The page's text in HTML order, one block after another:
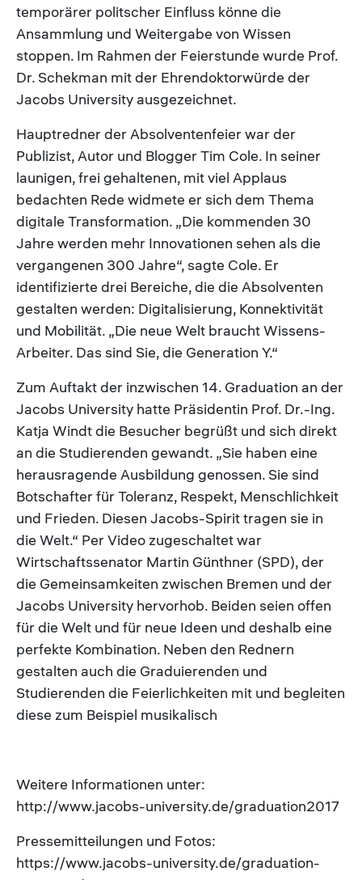
temporärer politscher Einfluss könne die
Ansammlung und Weitergabe von Wissen
stoppen. Im Rahmen der Feierstunde wurde Prof.
Dr. Schekman mit der Ehrendoktorwürde der
Jacobs University ausgezeichnet.
Hauptredner der Absolventenfeier war der
Publizist, Autor und Blogger Tim Cole. In seiner
launigen, frei gehaltenen, mit viel Applaus
bedachten Rede widmete er sich dem Thema
digitale Transformation. „Die kommenden 30
Jahre werden mehr Innovationen sehen als die
vergangenen 300 Jahre“, sagte Cole. Er
identifizierte drei Bereiche, die die Absolventen
gestalten werden: Digitalisierung, Konnektivität
und Mobilität. „Die neue Welt braucht Wissens-
Arbeiter. Das sind Sie, die Generation Y.“
Zum Auftakt der inzwischen 14. Graduation an der
Jacobs University hatte Präsidentin Prof. Dr.-Ing.
Katja Windt die Besucher begrüßt und sich direkt
an die Studierenden gewandt. „Sie haben eine
herausragende Ausbildung genossen. Sie sind
Botschafter für Toleranz, Respekt, Menschlichkeit
und Frieden. Diesen Jacobs-Spirit tragen sie in
die Welt.“ Per Video zugeschaltet war
Wirtschaftssenator Martin Günthner (SPD), der
die Gemeinsamkeiten zwischen Bremen und der
Jacobs University hervorhob. Beiden seien offen
für die Welt und für neue Ideen und deshalb eine
perfekte Kombination. Neben den Rednern
gestalten auch die Graduierenden und
Studierenden die Feierlichkeiten mit und begleiten
diese zum Beispiel musikalisch
Weitere Informationen unter:
http://www.jacobs-university.de/graduation2017
Pressemitteilungen und Fotos:
https://www.jacobs-university.de/graduation-